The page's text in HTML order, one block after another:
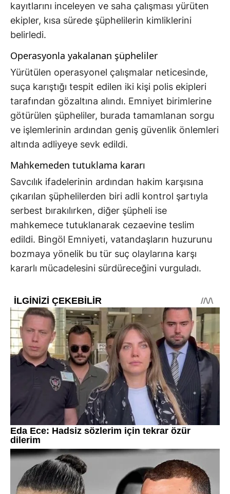
kayıtlarını inceleyen ve saha çalışması yürüten
ekipler, kısa sürede şüphelilerin kimliklerini
belirledi.
Operasyonla yakalanan şüpheliler
Yürütülen operasyonel çalışmalar neticesinde,
suça karıştığı tespit edilen iki kişi polis ekipleri
tarafından gözaltına alındı. Emniyet birimlerine
götürülen şüpheliler, burada tamamlanan sorgu
ve işlemlerinin ardından geniş güvenlik önlemleri
altında adliyeye sevk edildi.
Mahkemeden tutuklama kararı
Savcılık ifadelerinin ardından hakim karşısına
çıkarılan şüphelilerden biri adli kontrol şartıyla
serbest bırakılırken, diğer şüpheli ise
mahkemece tutuklanarak cezaevine teslim
edildi. Bingöl Emniyeti, vatandaşların huzurunu
bozmaya yönelik bu tür suç olaylarına karşı
kararlı mücadelesini sürdüreceğini vurguladı.